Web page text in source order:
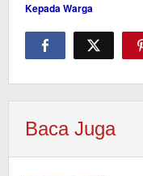
Kepada Warga
Baca Juga